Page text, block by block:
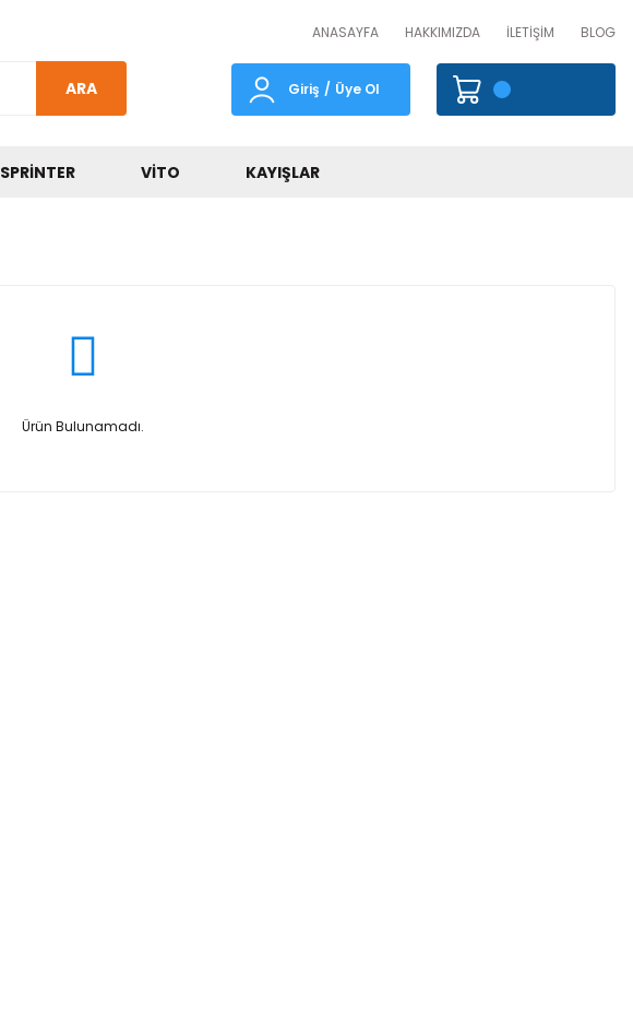
ARA
ANASAYFA HAKKIMIZDA İLETİŞİM BLOG
Giriş / Üye Ol
SPRINTER VITO KAYIŞLAR
Ürün Bulunamadı.